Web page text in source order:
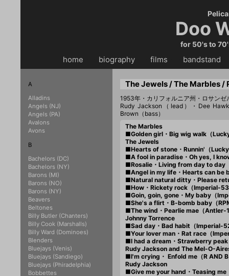
Doo
for 50's to
home biography・・ films bandstand
The Jewels / The Marbles /
1953年・カリフォルニア州・ロサンゼ
Rudy Jackson（lead）・Dee
Brown（bass）
The Marbles
■Golden girl・Big wig walk（
The Jewels
■Hearts of stone・Runnin'（
■A fool in paradise・Oh yes, I
■Rosalie・Living from day to day
■Angel in my life・Hearts can be
■Natural natural ditty・Please
■How・Rickety rock（Imperial-
■Goin, goin, gone・My baby（
■She's a flirt・B-bomb baby（
■The wind・Pearlie mae（Antler-
Johnny Torrence
■Sad day・Bad habit（Imperial-
■Your lover man・Rat race（
■I had a dream・Strawberry
Rudy Jackson and The Mel-O-
■I'm crying・ Enfold me（R AND
Rudy Jackson
■Give me your hand・Teasing
A
Alladins
Angels (NJ)
Angels (PA)
Avalons
Avons
B
Bachelors (DC)
Bachelors (NY)
Barons (MI)
Barons (NO)
Barons (NY)
Beavers
Beltones
Billy Butler (Chanters)
Billy Cook (Marshalls)
Billy Ward (Dominoes)
Blenders
Bluejays (Venis)
Bluejays (Sandiego)
Bluejays (Phiradelphia)
Bobbettes